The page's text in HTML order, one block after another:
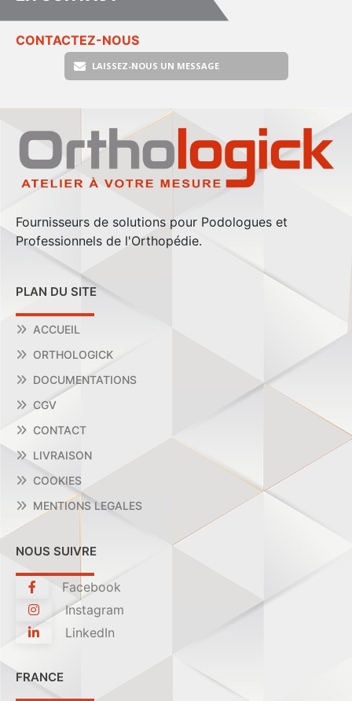
CONTACTEZ-NOUS
LAISSEZ-NOUS UN MESSAGE
Fournisseurs de solutions pour Podologues et
Professionnels de l'Orthopédie.
PLAN DU SITE
ACCUEIL
ORTHOLOGICK
DOCUMENTATIONS
CGV
CONTACT
LIVRAISON
COOKIES
MENTIONS LEGALES
NOUS SUIVRE
Facebook
Instagram
LinkedIn
FRANCE